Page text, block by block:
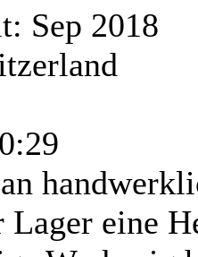
Sep 2018
Lager eine